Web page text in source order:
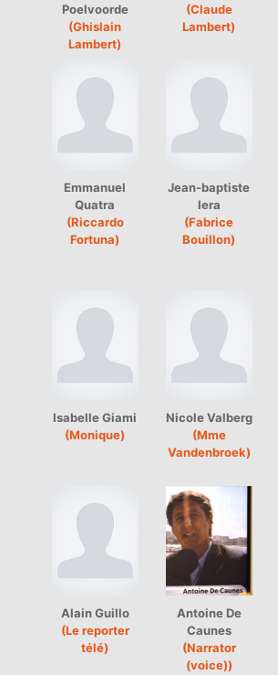
Poelvoorde
(Ghislain
Lambert)
(Claude
Lambert)
Emmanuel
Quatra
(Riccardo
Fortuna)
Jean-baptiste
Iera
(Fabrice
Bouillon)
Isabelle Giami
(Monique)
Nicole Valberg
(Mme
Vandenbroek)
Alain Guillo
(Le reporter
télé)
Antoine De
Caunes
(Narrator
(voice))